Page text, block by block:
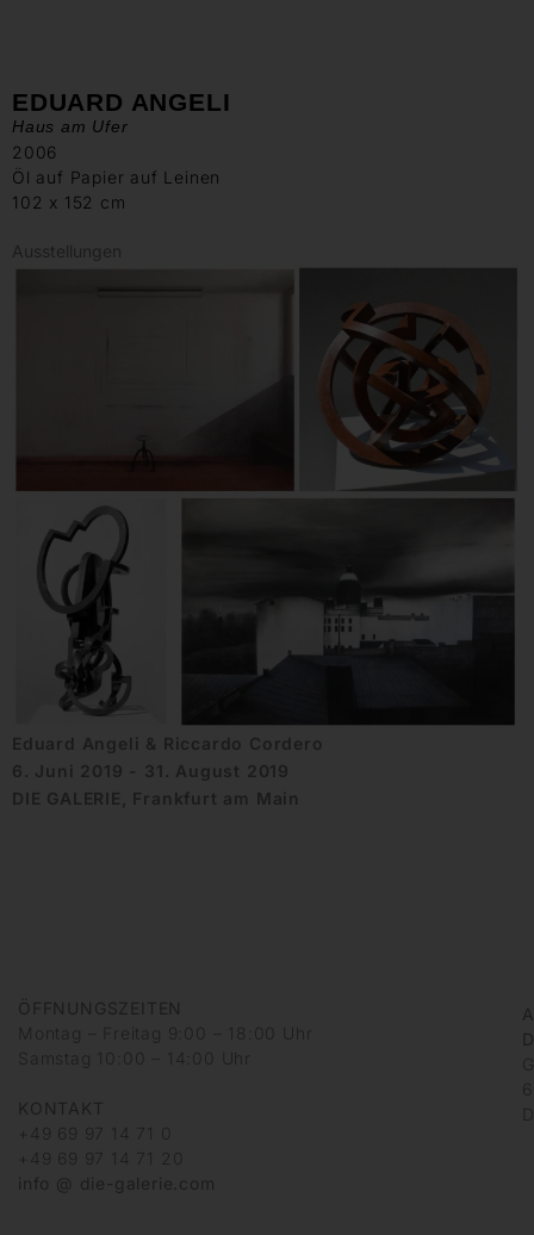
EDUARD ANGELI
Haus am Ufer
2006
Öl auf Papier auf Leinen
102 x 152 cm
Ausstellungen
Eduard Angeli & Riccardo Cordero
6. Juni 2019 - 31. August 2019
DIE GALERIE, Frankfurt am Main
ÖFFNUNGSZEITEN
Montag – Freitag 9:00 – 18:00 Uhr
Samstag 10:00 – 14:00 Uhr
KONTAKT
+49 69 97 14 71 0
+49 69 97 14 71 20
info @ die-galerie.com